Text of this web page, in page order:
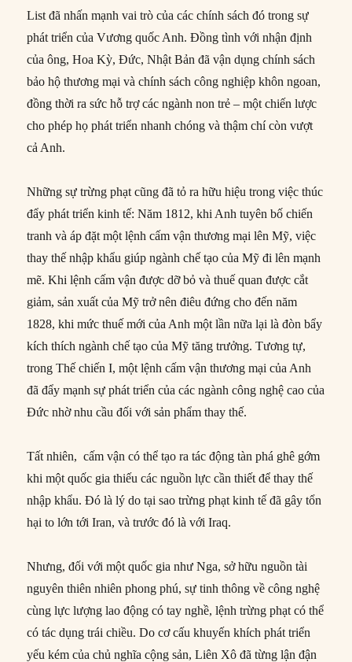
List đã nhấn mạnh vai trò của các chính sách đó trong sự
phát triển của Vương quốc Anh. Đồng tình với nhận định
của ông, Hoa Kỳ, Đức, Nhật Bản đã vận dụng chính sách
bảo hộ thương mại và chính sách công nghiệp khôn ngoan,
đồng thời ra sức hỗ trợ các ngành non trẻ – một chiến lược
cho phép họ phát triển nhanh chóng và thậm chí còn vượt
cả Anh.
Những sự trừng phạt cũng đã tỏ ra hữu hiệu trong việc thúc
đẩy phát triển kinh tế: Năm 1812, khi Anh tuyên bố chiến
tranh và áp đặt một lệnh cấm vận thương mại lên Mỹ, việc
thay thế nhập khẩu giúp ngành chế tạo của Mỹ đi lên mạnh
mẽ. Khi lệnh cấm vận được dỡ bỏ và thuế quan được cắt
giảm, sản xuất của Mỹ trở nên điêu đứng cho đến năm
1828, khi mức thuế mới của Anh một lần nữa lại là đòn bẩy
kích thích ngành chế tạo của Mỹ tăng trưởng. Tương tự,
trong Thế chiến I, một lệnh cấm vận thương mại của Anh
đã đẩy mạnh sự phát triển của các ngành công nghệ cao của
Đức nhờ nhu cầu đối với sản phẩm thay thế.
Tất nhiên, cấm vận có thể tạo ra tác động tàn phá ghê gớm
khi một quốc gia thiếu các nguồn lực cần thiết để thay thế
nhập khẩu. Đó là lý do tại sao trừng phạt kinh tế đã gây tổn
hại to lớn tới Iran, và trước đó là với Iraq.
Nhưng, đối với một quốc gia như Nga, sở hữu nguồn tài
nguyên thiên nhiên phong phú, sự tinh thông về công nghệ
cùng lực lượng lao động có tay nghề, lệnh trừng phạt có thể
có tác dụng trái chiều. Do cơ cấu khuyến khích phát triển
yếu kém của chủ nghĩa cộng sản, Liên Xô đã từng lận đận